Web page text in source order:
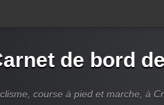
de bord
course à pied et marche, à